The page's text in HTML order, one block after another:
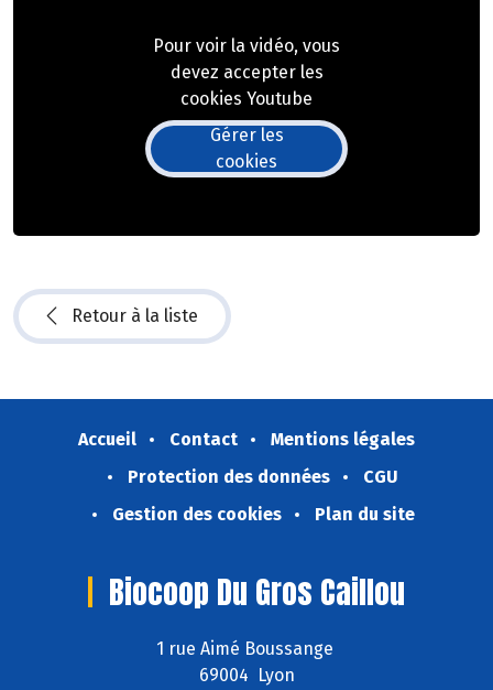
Pour voir la vidéo, vous
devez accepter les
cookies Youtube
Gérer les
cookies
Retour à la liste
Accueil Contact
Mentions légales
Protection des données
CGU
Gestion des cookies
Plan du site
Biocoop Du Gros Caillou
1 rue Aimé Boussange
69004 Lyon